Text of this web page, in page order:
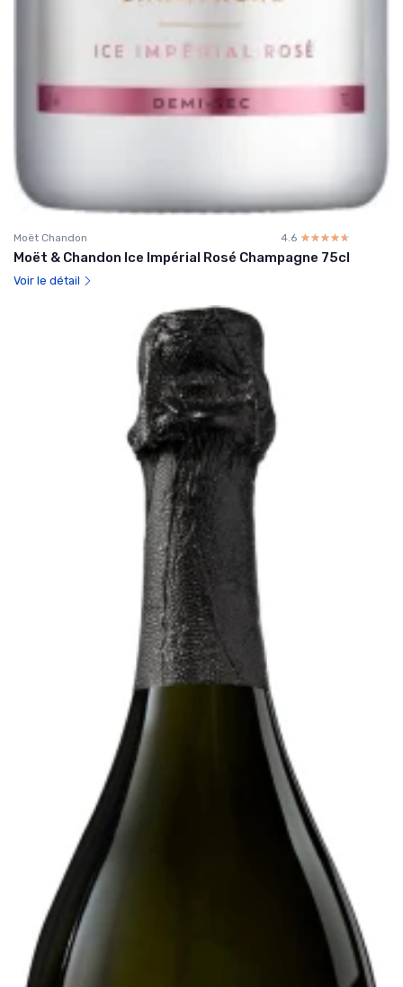
Moët Chandon 4.6 ☆☆☆☆☆
★★★★★
Moët & Chandon Ice Impérial Rosé Champagne 75cl
Voir le détail